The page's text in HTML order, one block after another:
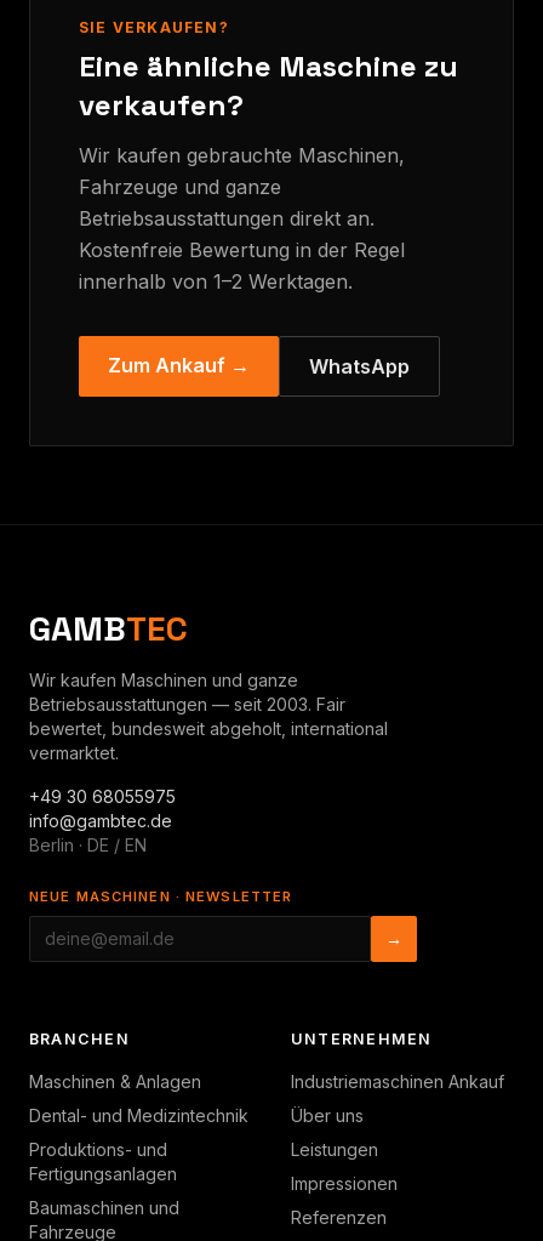
SIE VERKAUFEN?
Eine ähnliche Maschine zu
verkaufen?
Wir kaufen gebrauchte Maschinen,
Fahrzeuge und ganze
Betriebsausstattungen direkt an.
Kostenfreie Bewertung in der Regel
innerhalb von 1–2 Werktagen.
Zum Ankauf → WhatsApp
GAMBTEC
Wir kaufen Maschinen und ganze
Betriebsausstattungen — seit 2003. Fair
bewertet, bundesweit abgeholt, international
vermarktet.
+49 30 68055975
info@gambtec.de
Berlin · DE / EN
NEUE MASCHINEN · NEWSLETTER
→
BRANCHEN
Maschinen & Anlagen
Dental- und Medizintechnik
Produktions- und
Fertigungsanlagen
Baumaschinen und
Fahrzeuge
UNTERNEHMEN
Industriemaschinen Ankauf
Über uns
Leistungen
Impressionen
Referenzen